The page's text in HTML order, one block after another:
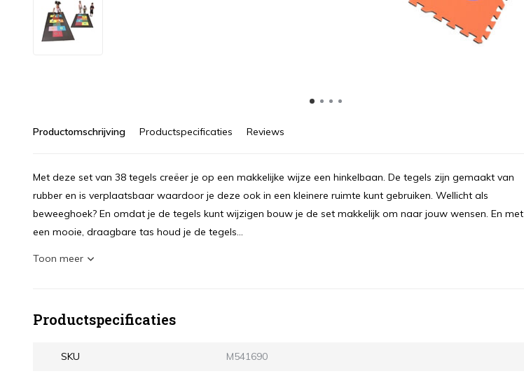
Productomschrijving Productspecificaties Reviews
Met deze set van 38 tegels creëer je op een makkelijke wijze een hinkelbaan. De tegels zijn gemaakt van
rubber en is verplaatsbaar waardoor je deze ook in een kleinere ruimte kunt gebruiken. Wellicht als
beweeghoek? En omdat je de tegels kunt wijzigen bouw je de set makkelijk om naar jouw wensen. En met
een mooie, draagbare tas houd je de tegels...
Toon meer
Productspecificaties
SKU M541690